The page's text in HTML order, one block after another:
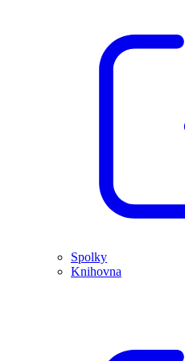
Spolky
Knihovna